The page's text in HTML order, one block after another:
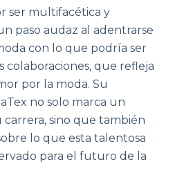
ser multifacética y
paso audaz al adentrarse
con lo que podría ser
colaboraciones, que refleja
por la moda. Su
no solo marca un
sino que también
lo que esta talentosa
para el futuro de la